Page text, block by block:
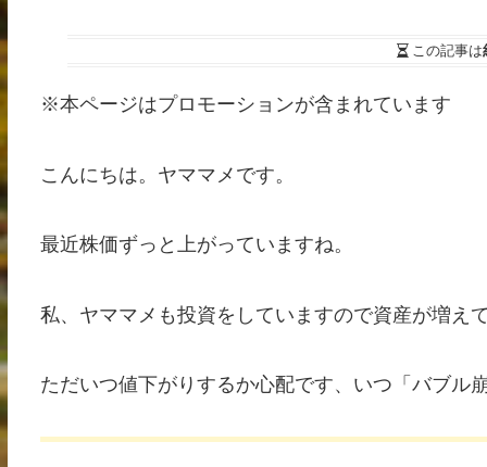
この記事は
※本ページはプロモーションが含まれています
こんにちは。ヤママメです。
最近株価ずっと上がっていますね。
私、ヤママメも投資をしていますので資産が増え
ただいつ値下がりするか心配です、いつ「バブル